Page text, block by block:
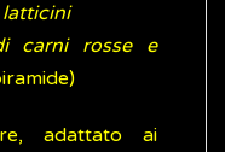
latticini
carni rosse e
adattato ai